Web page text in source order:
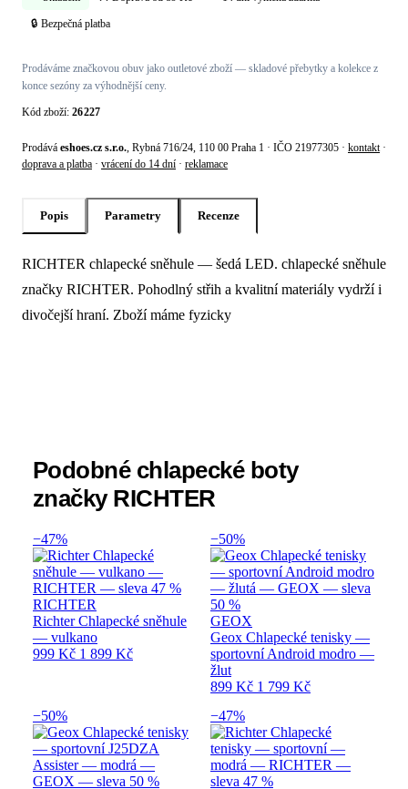
🔒 Bezpečná platba
Prodáváme značkovou obuv jako outletové zboží — skladové přebytky a kolekce z
konce sezóny za výhodnější ceny.
Kód zboží: 26227
Prodává eshoes.cz s.r.o. , Rybná 716/24, 110 00 Praha 1 · IČO 21977305 · kontakt ·
doprava a platba · vrácení do 14 dní · reklamace
Popis Parametry Recenze
Popis produktu Richter Chlapecké
RICHTER chlapecké sněhule — šedá LED. chlapecké sněhule
značky RICHTER. Pohodlný střih a kvalitní materiály vydrží i
divočejší hraní. Zboží máme fyzicky
Podobné chlapecké boty
značky RICHTER
−47%
RICHTER
Richter Chlapecké sněhule
— vulkano
999 Kč 1 899 Kč
−50%
GEOX
Geox Chlapecké tenisky —
sportovní Android modro —
žlut
899 Kč 1 799 Kč
−50%
−47%